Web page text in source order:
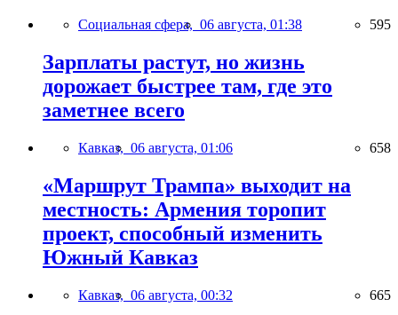
Социальная сфера, 06 августа, 01:38 595
Зарплаты растут, но жизнь
дорожает быстрее там, где это
заметнее всего
Кавказ, 06 августа, 01:06 658
«Маршрут Трампа» выходит на
местность: Армения торопит
проект, способный изменить
Южный Кавказ
Кавказ, 06 августа, 00:32 665